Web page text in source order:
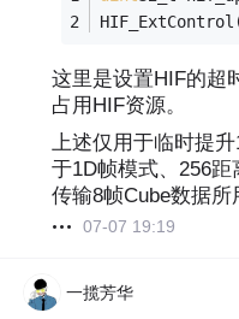
这里是设置HIF的超
占用HIF资源。
上述仅用于临时提
于1D帧模式、256
传输8帧Cube数据所
07-07 19:19
一揽芳华